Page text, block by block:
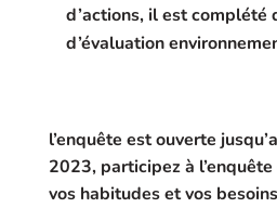
d’actions, il est complété
d’évaluation
l’enquête est ouverte
2023, participez à
vos habitudes et vos